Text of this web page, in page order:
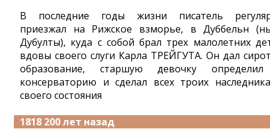
В последние годы жизни писатель
приезжал на Рижское взморье, в Дуббельн
Дубулты), куда с собой брал трех малолетних
вдовы своего слуги Карла ТРЕЙГУТА. Он дал
образование, старшую девочку
консерваторию и сделал всех троих
своего состояния
1818 200 лет назад